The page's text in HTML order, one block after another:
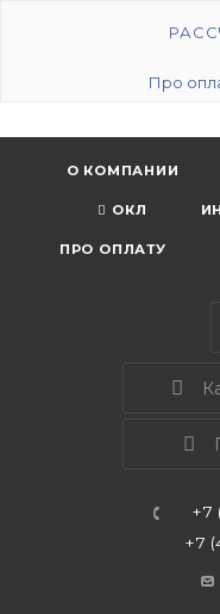
Про
О КОМПАНИИ
ОКЛ
ПРО ОПЛАТУ
+7
+7